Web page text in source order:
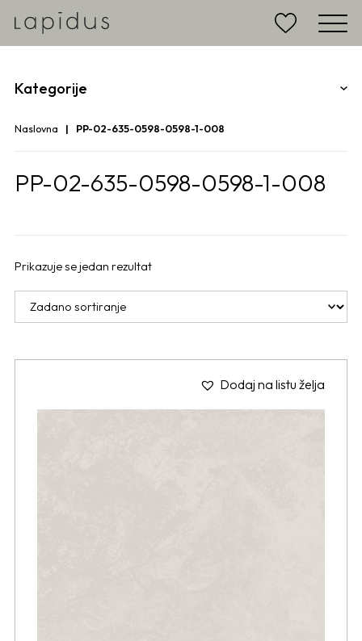
Kategorije
Naslovna PP-02-635-0598-0598-1-008
PP-02-635-0598-0598-1-008
Prikazuje se jedan rezultat
Dodaj na listu želja